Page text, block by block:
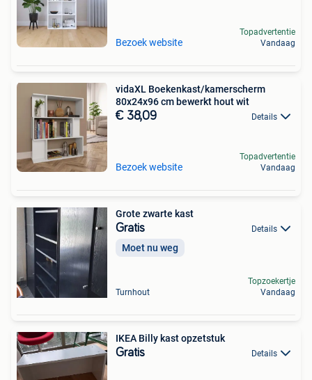
Bezoek website
Topadvertentie
Vandaag
vidaXL Boekenkast/kamerscherm
80x24x96 cm bewerkt hout wit
€ 38,09 Details
Bezoek website
Topadvertentie
Vandaag
Grote zwarte kast
Gratis Details
Moet nu weg
Turnhout
Topzoekertje
Vandaag
IKEA Billy kast opzetstuk
Gratis Details